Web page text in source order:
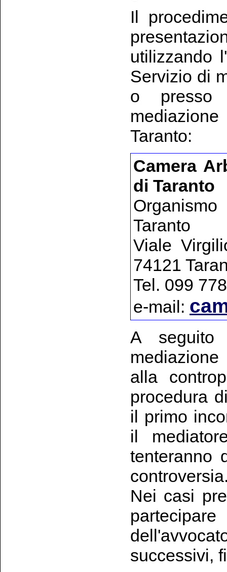
Il
utilizzando
Servizio di
o presso
Taranto:
Camera
di Taranto
Taranto
Viale
74121
Tel. 099
e-mail:
A seguito
alla
procedura
il primo
il
tenteranno
Nei casi
successivi,